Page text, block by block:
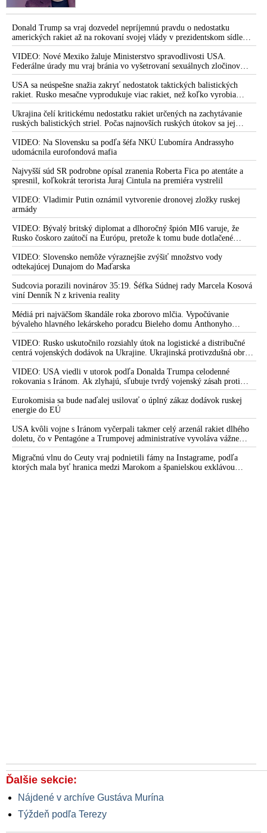
Donald Trump sa vraj dozvedel nepríjemnú pravdu o nedostatku
amerických rakiet až na rokovaní svojej vlády v prezidentskom sídle
Camp David v Marylande, a preto musel odložiť plánované útoky na
Irán. Prezident USA sa pre to údajne pohádal so šéfom Pentagónu, lebo
bol presvedčený o opaku
VIDEO: Nové Mexiko žaluje Ministerstvo spravodlivosti USA.
Federálne úrady mu vraj bránia vo vyšetrovaní sexuálnych zločinov
organizátora pedofilnej siete Jeffreyho Epsteina. Ten mal nariadiť, aby
dve dievčatá zo zahraničia, ktoré boli uškrtené počas drsného
fetišistického sexu, pochovali v blízkosti jeho ranča v tomto americkom
štáte
USA sa neúspešne snažia zakryť nedostatok taktických balistických
rakiet. Rusko mesačne vyprodukuje viac rakiet, než koľko vyrobia
všetci producenti systémov Patriot dohromady
Ukrajina čelí kritickému nedostatku rakiet určených na zachytávanie
ruských balistických striel. Počas najnovších ruských útokov sa jej
nepodarilo zostreliť ani jednu. Volodymyr Zelenskyj sa v zúfalstve snaží
prostredníctvom NATO zabezpečiť ich dodávky
VIDEO: Na Slovensku sa podľa šéfa NKÚ Ľubomíra Andrassyho
udomácnila eurofondová mafia
Najvyšší súd SR podrobne opísal zranenia Roberta Fica po atentáte a
spresnil, koľkokrát terorista Juraj Cintula na premiéra vystrelil
VIDEO: Vladimir Putin oznámil vytvorenie dronovej zložky ruskej
armády
VIDEO: Bývalý britský diplomat a dlhoročný špión MI6 varuje, že
Rusko čoskoro zaútočí na Európu, pretože k tomu bude dotlačené
rovnako, ako bolo dotlačené k invázii na Ukrajinu v roku 2022.
Zelenskyj medzitým v Kyjeve naliehal na zhromaždených diplomatov,
aby vo svete zháňali energie pre Ukrajinu na zimu. Putin vraj bude
mobilizovať a vojna sa do zimy pravdepodobne neskončí
VIDEO: Slovensko nemôže výraznejšie zvýšiť množstvo vody
odtekajúcej Dunajom do Maďarska
Sudcovia porazili novinárov 35:19. Šéfka Súdnej rady Marcela Kosová
viní Denník N z krivenia reality
Médiá pri najväčšom škandále roka zborovo mlčia. Vypočúvanie
bývaleho hlavného lekárskeho poradcu Bieleho domu Anthonyho
Fauciho pred výborom amerického Senátu väčšina médií ignorovala
VIDEO: Rusko uskutočnilo rozsiahly útok na logistické a distribučné
centrá vojenských dodávok na Ukrajine. Ukrajinská protivzdušná obrana
nedokázala počas ničivého nočného útoku na Kyjev a jeho okolie
zachytiť ani jednu ruskú raketu
VIDEO: USA viedli v utorok podľa Donalda Trumpa celodenné
rokovania s Iránom. Ak zlyhajú, sľubuje tvrdý vojenský zásah proti
Teheránu
Eurokomisia sa bude naďalej usilovať o úplný zákaz dodávok ruskej
energie do EÚ
USA kvôli vojne s Iránom vyčerpali takmer celý arzenál rakiet dlhého
doletu, čo v Pentagóne a Trumpovej administratíve vyvoláva vážne
obavy o bojaschopnosť americkej armády v prípade vypuknutia
konfliktu s Čínou alebo Ruskom
Migračnú vlnu do Ceuty vraj podnietili fámy na Instagrame, podľa
ktorých mala byť hranica medzi Marokom a španielskou exklávou
Ďalšie sekcie:
Nájdené v archíve Gustáva Murína
Týždeň podľa Terezy